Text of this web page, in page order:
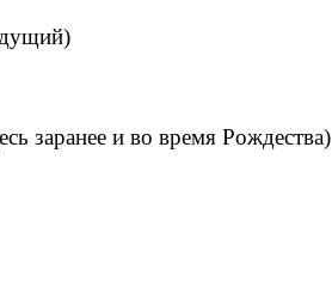
заранее и во время Рождества)